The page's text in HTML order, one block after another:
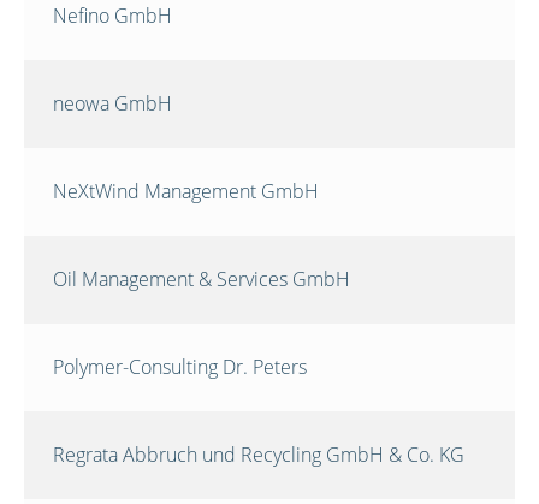
Nefino GmbH
neowa GmbH
NeXtWind Management GmbH
Oil Management & Services GmbH
Polymer-Consulting Dr. Peters
Regrata Abbruch und Recycling GmbH & Co. KG